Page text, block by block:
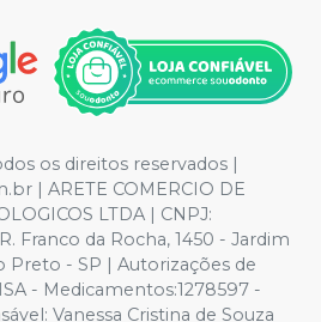
os direitos reservados |
| ARETE COMERCIO DE
LTDA | CNPJ:
Franco da Rocha, 1450 - Jardim
Preto - SP | Autorizações de
- Medicamentos:1278597 -
Vanessa Cristina de Souza